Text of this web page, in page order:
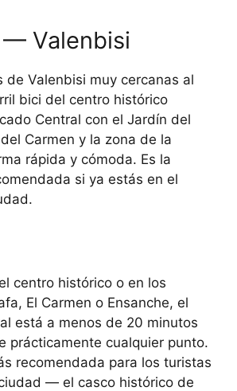
Valenbisi
de Valenbisi muy cercanas al
bici del centro histórico
Central con el Jardín del
Carmen y la zona de la
rápida y cómoda. Es la
si ya estás en el
centro histórico o en los
El Carmen o Ensanche, el
está a menos de 20 minutos
prácticamente cualquier punto.
recomendada para los turistas
— el casco histórico de